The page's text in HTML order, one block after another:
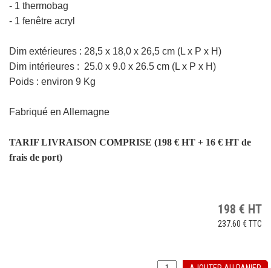
- 1 thermobag
- 1 fenêtre acryl
Dim extérieures : 28,5 x 18,0 x 26,5 cm (L x P x H)
Dim intérieures : 25.0 x 9.0 x 26.5 cm (L x P x H)
Poids : environ 9 Kg
Fabriqué en Allemagne
TARIF LIVRAISON COMPRISE (198 € HT + 16 € HT de
frais de port)
198 € HT
237.60 €TTC